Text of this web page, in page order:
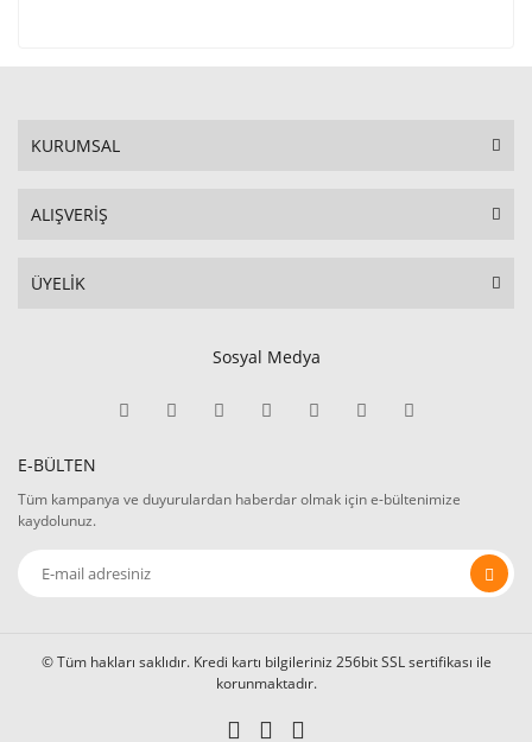
KURUMSAL
ALIŞVERİŞ
ÜYELİK
Sosyal Medya
E-BÜLTEN
Tüm kampanya ve duyurulardan haberdar olmak için e-bültenimize
kaydolunuz.
© Tüm hakları saklıdır. Kredi kartı bilgileriniz 256bit SSL sertifikası ile
korunmaktadır.